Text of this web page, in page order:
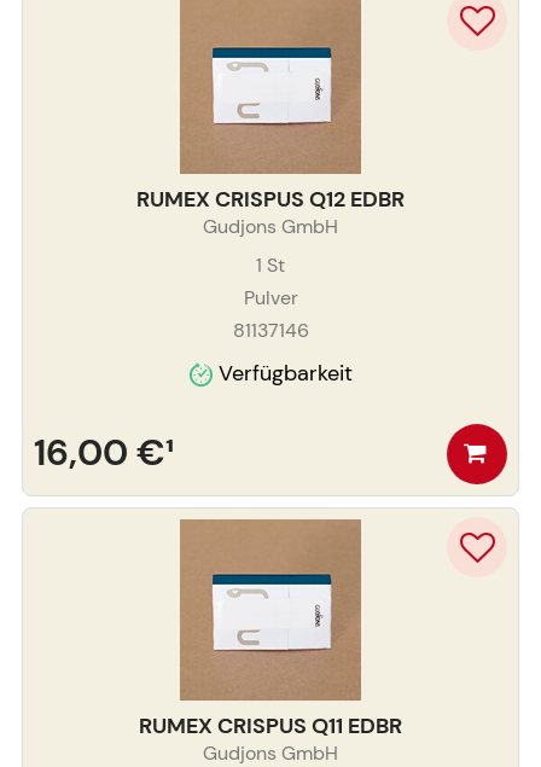
RUMEX CRISPUS Q12 EDBR
Gudjons GmbH
1 St
Pulver
81137146
Verfügbarkeit
16,00 €¹
RUMEX CRISPUS Q11 EDBR
Gudjons GmbH